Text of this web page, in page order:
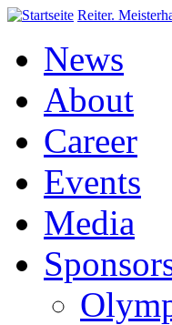
Direkt zum Inhalt
Reiter.
News
About
Career
Events
Media